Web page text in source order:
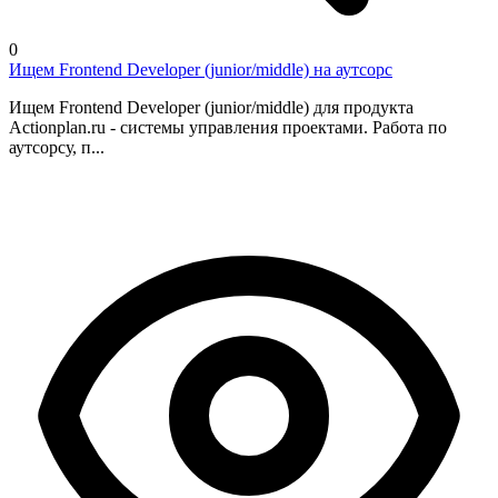
0
Ищем Frontend Developer (junior/middle) на аутсорс
Ищем Frontend Developer (junior/middle) для продукта
Actionplan.ru - системы управления проектами. Работа по
аутсорсу, п...